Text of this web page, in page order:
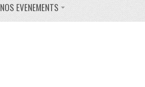
NOS EVENEMENTS